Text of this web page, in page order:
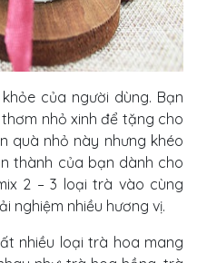
của người dùng. Bạn
nhỏ xinh để tặng cho
quà nhỏ này nhưng khéo
thành của bạn dành cho
2 – 3 loại trà vào cùng
nghiệm nhiều hương vị.
nhiều loại trà hoa mang